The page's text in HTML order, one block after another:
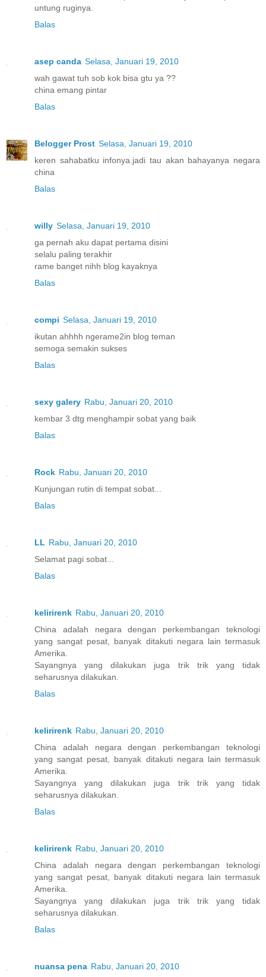
untung ruginya.
Balas
asep canda Selasa, Januari 19, 2010
wah gawat tuh sob kok bisa gtu ya ??
china emang pintar
Balas
Belogger Prost Selasa, Januari 19, 2010
keren sahabatku infonya.jadi tau akan bahayanya negara
china
Balas
willy Selasa, Januari 19, 2010
ga pernah aku dapat pertama disini
selalu paling terakhir
rame banget nihh blog kayaknya
Balas
compi Selasa, Januari 19, 2010
ikutan ahhhh ngerame2in blog teman
semoga semakin sukses
Balas
sexy galery Rabu, Januari 20, 2010
kembar 3 dtg menghampir sobat yang baik
Balas
Rock Rabu, Januari 20, 2010
Kunjungan rutin di tempat sobat...
Balas
LL Rabu, Januari 20, 2010
Selamat pagi sobat...
Balas
kelirirenk Rabu, Januari 20, 2010
China adalah negara dengan perkembangan teknologi
yang sangat pesat, banyak ditakuti negara lain termasuk
Amerika.
Sayangnya yang dilakukan juga trik trik yang tidak
seharusnya dilakukan.
Balas
kelirirenk Rabu, Januari 20, 2010
China adalah negara dengan perkembangan teknologi
yang sangat pesat, banyak ditakuti negara lain termasuk
Amerika.
Sayangnya yang dilakukan juga trik trik yang tidak
seharusnya dilakukan.
Balas
kelirirenk Rabu, Januari 20, 2010
China adalah negara dengan perkembangan teknologi
yang sangat pesat, banyak ditakuti negara lain termasuk
Amerika.
Sayangnya yang dilakukan juga trik trik yang tidak
seharusnya dilakukan.
Balas
nuansa pena Rabu, Januari 20, 2010